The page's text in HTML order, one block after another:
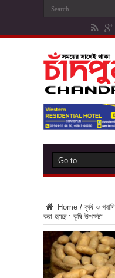
Home / কৃষি ও গবাদি
করা হচ্ছে : কৃষি উপদেষ্টা